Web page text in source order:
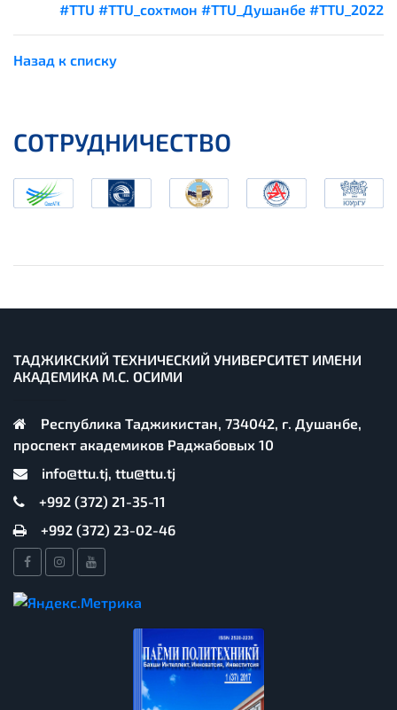
#TTU #TTU_сохтмон #TTU_Душанбе #TTU_2022
Назад к списку
СОТРУДНИЧЕСТВО
ТАДЖИКСКИЙ ТЕХНИЧЕСКИЙ УНИВЕРСИТЕТ ИМЕНИ
АКАДЕМИКА М.С. ОСИМИ
Республика Таджикистан, 734042, г. Душанбе,
проспект академиков Раджабовых 10
info@ttu.tj, ttu@ttu.tj
+992 (372) 21-35-11
+992 (372) 23-02-46